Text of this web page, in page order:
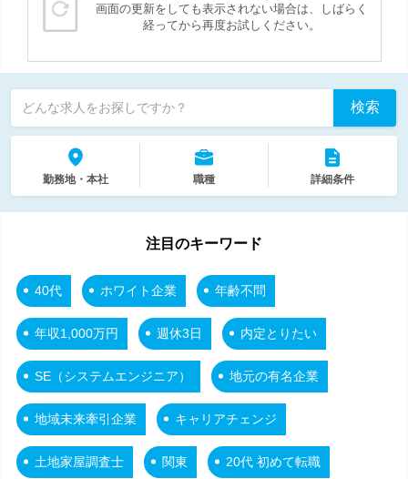
画面の更新をしても表示されない場合は、しばらく
経ってから再度お試しください。
どんな求人をお探しですか？ 検索
勤務地・本社 職種 詳細条件
注目のキーワード
40代 ホワイト企業 年齢不問
年収1,000万円 週休3日 内定とりたい
SE（システムエンジニア） 地元の有名企業
地域未来牽引企業 キャリアチェンジ
土地家屋調査士 関東 20代 初めて転職